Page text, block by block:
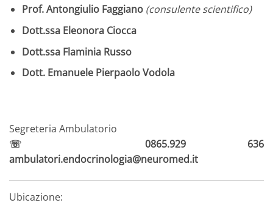
Prof. Antongiulio Faggiano (consulente scientifico)
Dott.ssa Eleonora Ciocca
Dott.ssa Flaminia Russo
Dott. Emanuele Pierpaolo Vodola
Segreteria Ambulatorio
☏ 0865.929 636
ambulatori.endocrinologia@neuromed.it
Ubicazione: